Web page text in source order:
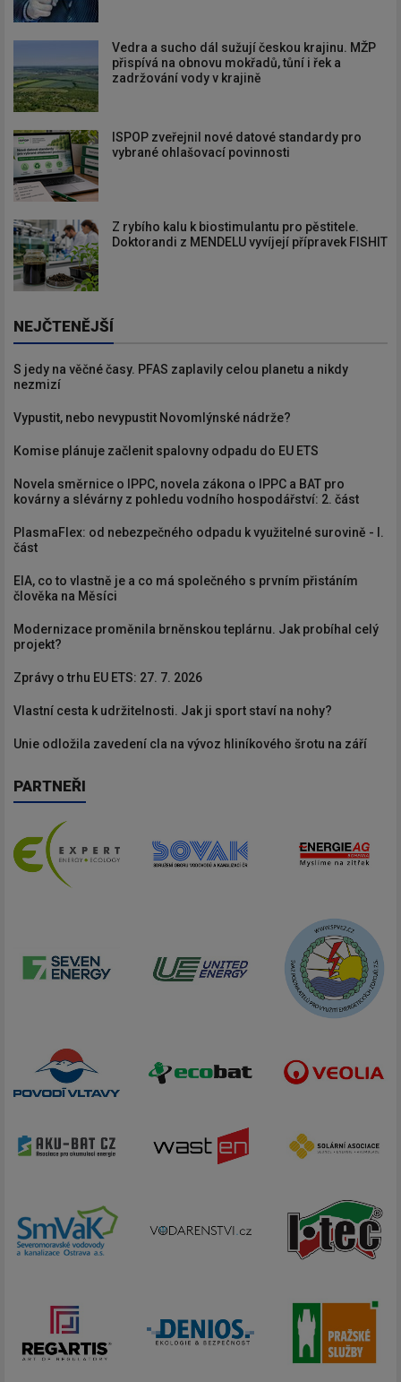
Vedra a sucho dál sužují českou krajinu. MŽP
přispívá na obnovu mokřadů, tůní i řek a
zadržování vody v krajině
ISPOP zveřejnil nové datové standardy pro
vybrané ohlašovací povinnosti
Z rybího kalu k biostimulantu pro pěstitele.
Doktorandi z MENDELU vyvíjejí přípravek FISHIT
NEJČTENĚJŠÍ
S jedy na věčné časy. PFAS zaplavily celou planetu a nikdy
nezmizí
Vypustit, nebo nevypustit Novomlýnské nádrže?
Komise plánuje začlenit spalovny odpadu do EU ETS
Novela směrnice o IPPC, novela zákona o IPPC a BAT pro
kovárny a slévárny z pohledu vodního hospodářství: 2. část
PlasmaFlex: od nebezpečného odpadu k využitelné surovině - I.
část
EIA, co to vlastně je a co má společného s prvním přistáním
člověka na Měsíci
Modernizace proměnila brněnskou teplárnu. Jak probíhal celý
projekt?
Zprávy o trhu EU ETS: 27. 7. 2026
Vlastní cesta k udržitelnosti. Jak ji sport staví na nohy?
Unie odložila zavedení cla na vývoz hliníkového šrotu na září
PARTNEŘI